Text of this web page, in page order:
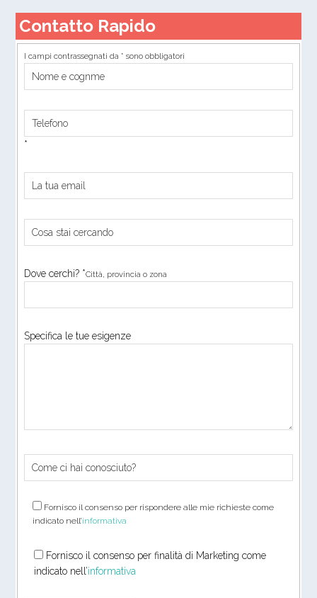
Contatto Rapido
I campi contrassegnati da * sono obbligatori
*
Dove cerchi? *Città, provincia o zona
Specifica le tue esigenze
Fornisco il consenso per rispondere alle mie richieste come
indicato nell’informativa
Fornisco il consenso per finalità di Marketing come
indicato nell’informativa